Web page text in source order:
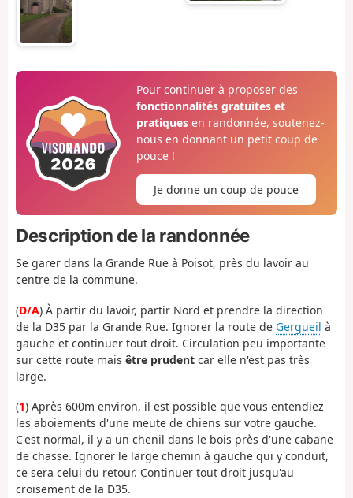
Pour continuer à proposer des
fonctionnalités gratuites et
pratiquesen randonnée, soutenez-
nous en donnant un petit coup de
pouce !
Je donne un coup de pouce
Description de la randonnée
Se garer dans la Grande Rue à Poisot, près du lavoir au
centre de la commune.
(D/A) À partir du lavoir, partir Nord et prendre la direction
de la D35 par la Grande Rue. Ignorer la route de Gergueil à
gauche et continuer tout droit. Circulation peu importante
sur cette route mais être prudent car elle n'est pas très
large.
(1) Après 600m environ, il est possible que vous entendiez
les aboiements d'une meute de chiens sur votre gauche.
C'est normal, il y a un chenil dans le bois près d'une cabane
de chasse. Ignorer le large chemin à gauche qui y conduit,
ce sera celui du retour. Continuer tout droit jusqu'au
croisement de la D35.